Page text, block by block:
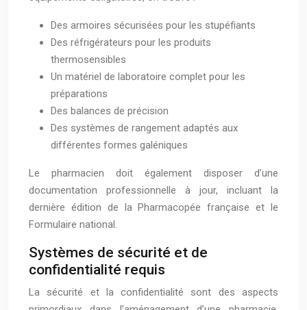
Des armoires sécurisées pour les stupéfiants
Des réfrigérateurs pour les produits
thermosensibles
Un matériel de laboratoire complet pour les
préparations
Des balances de précision
Des systèmes de rangement adaptés aux
différentes formes galéniques
Le pharmacien doit également disposer d’une
documentation professionnelle à jour, incluant la
dernière édition de la Pharmacopée française et le
Formulaire national.
Systèmes de sécurité et de
confidentialité requis
La sécurité et la confidentialité sont des aspects